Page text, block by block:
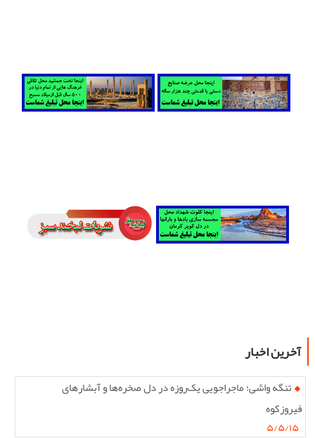
آخرین اخبار
تنگه واشی؛ ماجراجویی یک‌روزه در دل صخره‌ها و آبشارهای
فیروزکوه
۵/۵/۱۵